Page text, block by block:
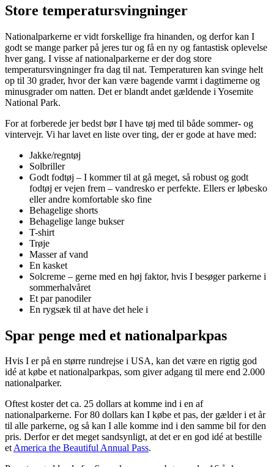
Store temperatursvingninger
Nationalparkerne er vidt forskellige fra hinanden, og derfor kan I
godt se mange parker på jeres tur og få en ny og fantastisk oplevelse
hver gang. I visse af nationalparkerne er der dog store
temperatursvingninger fra dag til nat. Temperaturen kan svinge helt
op til 30 grader, hvor der kan være bagende varmt i dagtimerne og
minusgrader om natten. Det er blandt andet gældende i Yosemite
National Park.
For at forberede jer bedst bør I have tøj med til både sommer- og
vintervejr. Vi har lavet en liste over ting, der er gode at have med:
Jakke/regntøj
Solbriller
Godt fodtøj – I kommer til at gå meget, så robust og godt
fodtøj er vejen frem – vandresko er perfekte. Ellers er løbesko
eller andre komfortable sko fine
Behagelige shorts
Behagelige lange bukser
T-shirt
Trøje
Masser af vand
En kasket
Solcreme – gerne med en høj faktor, hvis I besøger parkerne i
sommerhalvåret
Et par panodiler
En rygsæk til at have det hele i
Spar penge med et nationalparkpas
Hvis I er på en større rundrejse i USA, kan det være en rigtig god
idé at købe et nationalparkpas, som giver adgang til mere end 2.000
nationalparker.
Oftest koster det ca. 25 dollars at komme ind i en af
nationalparkerne. For 80 dollars kan I købe et pas, der gælder i et år
til alle parkerne, og så kan I alle komme ind i den samme bil for den
pris. Derfor er det meget sandsynligt, at det er en god idé at bestille
etAmerica the Beautiful Annual Pass.